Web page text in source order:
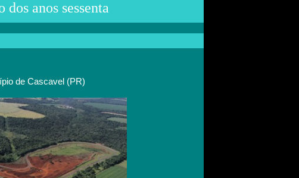
anos sessenta
de Cascavel (PR)